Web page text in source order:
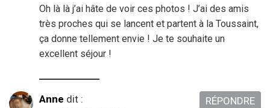
Oh là là j’ai hâte de voir ces photos ! J’ai des amis
très proches qui se lancent et partent à la Toussaint,
ça donne tellement envie ! Je te souhaite un
excellent séjour !
Anne dit :
RÉPONDRE